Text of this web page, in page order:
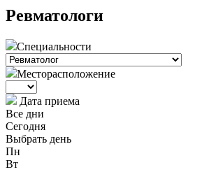
Ревматологи
Специальности
Месторасположение
Дата приема
Все дни
Сегодня
Выбрать день
Пн
Вт